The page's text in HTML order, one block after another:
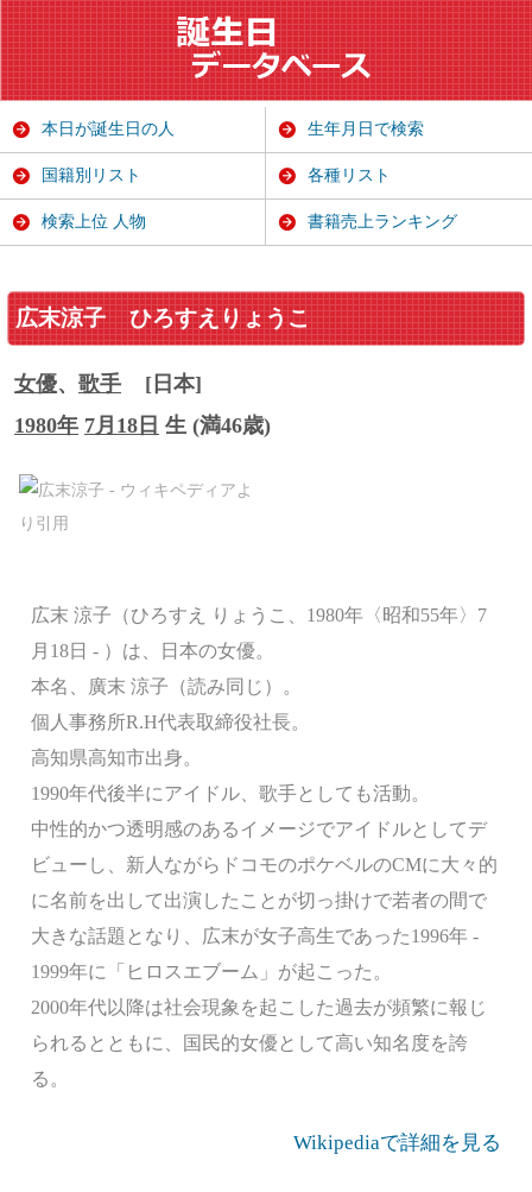
広末涼子 ひろすえりょうこ
女優、 歌手
[日本]
1980年 7月18日 生 (満46歳)
広末 涼子（ひろすえ りょうこ、1980年〈昭和55年〉7
月18日 - ）は、日本の女優。
本名、廣末 涼子（読み同じ）。
個人事務所R.H代表取締役社長。
高知県高知市出身。
1990年代後半にアイドル、歌手としても活動。
中性的かつ透明感のあるイメージでアイドルとしてデ
ビューし、新人ながらドコモのポケベルのCMに大々的
に名前を出して出演したことが切っ掛けで若者の間で
大きな話題となり、広末が女子高生であった1996年 -
1999年に「ヒロスエブーム」が起こった。
2000年代以降は社会現象を起こした過去が頻繁に報じ
られるとともに、国民的女優として高い知名度を誇
る。
Wikipediaで詳細を見る
本日が誕生日の人 生年月日で検索
国籍別リスト 各種リスト
検索上位 人物 書籍売上ランキング